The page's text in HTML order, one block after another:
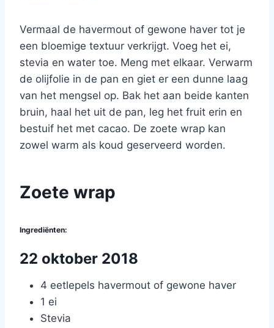
Vermaal de havermout of gewone haver tot je
een bloemige textuur verkrijgt. Voeg het ei,
stevia en water toe. Meng met elkaar. Verwarm
de olijfolie in de pan en giet er een dunne laag
van het mengsel op. Bak het aan beide kanten
bruin, haal het uit de pan, leg het fruit erin en
bestuif het met cacao. De zoete wrap kan
zowel warm als koud geserveerd worden.
Zoete wrap
Ingrediënten:
22 oktober 2018
4 eetlepels havermout of gewone haver
1 ei
Stevia